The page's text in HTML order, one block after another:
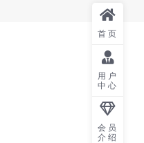
首页
用户
中心
会员
介绍